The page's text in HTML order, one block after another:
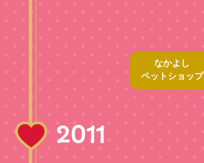
なかよし
ペットショップ
2011